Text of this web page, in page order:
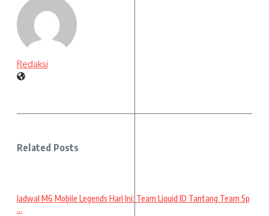
Redaksi
Related Posts
Jadwal M6 Mobile Legends Hari Ini: Team Liquid ID Tantang Team Sp
...